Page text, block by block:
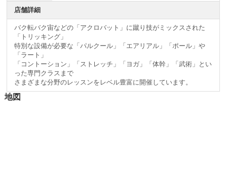
店舗詳細
バク転バク宙などの「アクロバット」に蹴り技がミックスされた
「トリッキング」
特別な設備が必要な「パルクール」「エアリアル」「ポール」や
「ラート」
「コントーション」「ストレッチ」「ヨガ」「体幹」「武術」とい
った専門クラスまで
さまざまな分野のレッスンをレベル豊富に開催しています。
地図